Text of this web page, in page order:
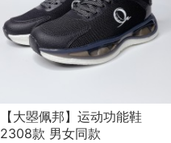
【大曌佩邦】运动功能鞋
2308款 男女同款